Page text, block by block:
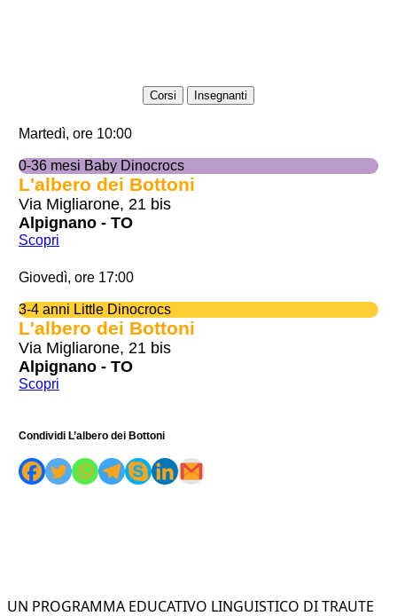
Corsi Insegnanti
Martedì, ore 10:00
0-36 mesi Baby Dinocrocs
L'albero dei Bottoni
Via Migliarone, 21 bis
Alpignano - TO
Scopri
Giovedì, ore 17:00
3-4 anni Little Dinocrocs
L'albero dei Bottoni
Via Migliarone, 21 bis
Alpignano - TO
Scopri
Condividi L’albero dei Bottoni
UN PROGRAMMA EDUCATIVO LINGUISTICO DI TRAUTE